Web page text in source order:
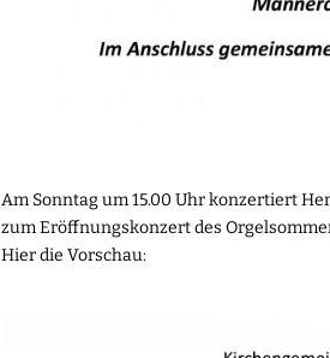
Am Sonntag um 15.00 Uhr konzertiert
zum Eröffnungskonzert des
Hier die Vorschau: